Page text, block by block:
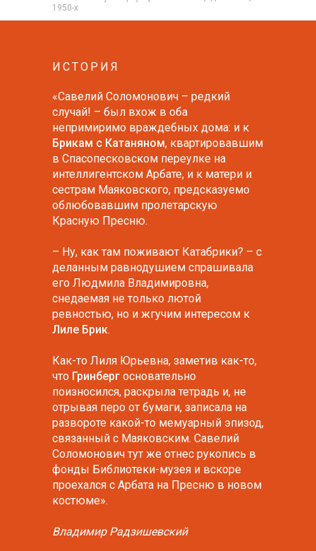
1950-х
«Савелий Соломонович – редкий
случай! – был вхож в оба
непримиримо враждебных дома: и к
Брикaм с Катаняном, квaртировaвшим
в Спасопесковском переулке на
интеллигентском Арбате, и к матери и
сестрам Маяковского, предсказуемо
облюбовавшим пролетарскую
Красную Пресню.
– Ну, как там поживают Катaбрики? – с
деланным равнодушием спрашивала
его Людмила Владимировна,
снедаемая не только лютой
ревностью, но и жгучим интересом к
Лиле Брик.
Как-то Лиля Юрьевна, заметив как-то,
что Гринберг основательно
поизносился, раскрыла тетрадь и, не
отрывая перо от бумаги, записала на
развороте какой-то мемуарный эпизод,
связанный с Маяковским. Савелий
Соломонович тут же отнес рукопись в
фонды Библиотеки-музея и вскоре
проехался с Арбата на Пресню в новом
костюме».
Владимир Радзишевский
ИСТОРИЯ